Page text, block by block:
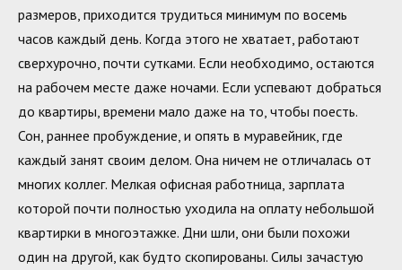
размеров, приходится трудиться минимум по восемь
часов каждый день. Когда этого не хватает, работают
сверхурочно, почти сутками. Если необходимо, остаются
на рабочем месте даже ночами. Если успевают добраться
до квартиры, времени мало даже на то, чтобы поесть.
Сон, раннее пробуждение, и опять в муравейник, где
каждый занят своим делом. Она ничем не отличалась от
многих коллег. Мелкая офисная работница, зарплата
которой почти полностью уходила на оплату небольшой
квартирки в многоэтажке. Дни шли, они были похожи
один на другой, как будто скопированы. Силы зачастую